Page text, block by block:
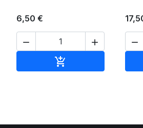
6,50 €
 

